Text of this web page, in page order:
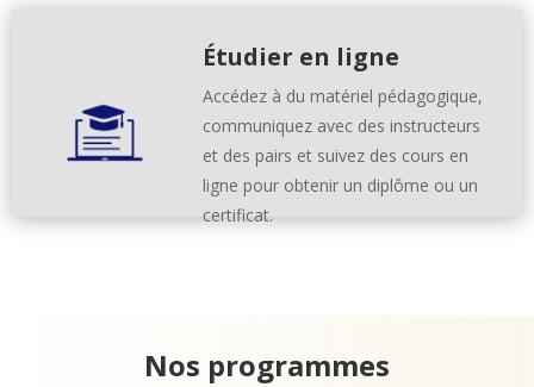
Étudier en ligne
Accédez à du matériel pédagogique,
communiquez avec des instructeurs
et des pairs et suivez des cours en
ligne pour obtenir un diplôme ou un
certificat.
Nos programmes